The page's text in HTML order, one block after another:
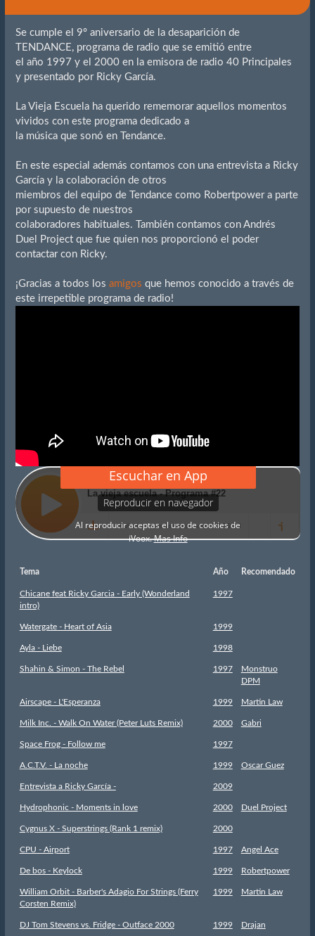
Se cumple el 9º aniversario de la desaparición de
TENDANCE, programa de radio que se emitió entre
el año 1997 y el 2000 en la emisora de radio 40 Principales
y presentado por Ricky García.
La Vieja Escuela ha querido rememorar aquellos momentos
vividos con este programa dedicado a
la música que sonó en Tendance.
En este especial además contamos con una entrevista a Ricky
García y la colaboración de otros
miembros del equipo de Tendance como Robertpower a parte
por supuesto de nuestros
colaboradores habituales. También contamos con Andrés
Duel Project que fue quien nos proporcionó el poder
contactar con Ricky.
¡Gracias a todos los amigos que hemos conocido a través de
este irrepetible programa de radio!
Tema Año Recomendado
Chicane feat Ricky Garcia - Early (Wonderland
intro)
1997
Watergate - Heart of Asia 1999
Ayla - Liebe 1998
Shahin & Simon - The Rebel 1997
Monstruo
DPM
Airscape - L'Esperanza 1999 Martin Law
Milk Inc. - Walk On Water (Peter Luts Remix) 2000 Gabri
Space Frog - Follow me 1997
A.C.T.V. - La noche 1999 Oscar Guez
Entrevista a Ricky García - 2009
Hydrophonic - Moments in love 2000 Duel Project
Cygnus X - Superstrings (Rank 1 remix) 2000
CPU - Airport 1997 Angel Ace
De bos - Keylock 1999 Robertpower
William Orbit - Barber's Adagio For Strings (Ferry
Corsten Remix)
1999 Martin Law
DJ Tom Stevens vs. Fridge - Outface 2000 1999 Drajan